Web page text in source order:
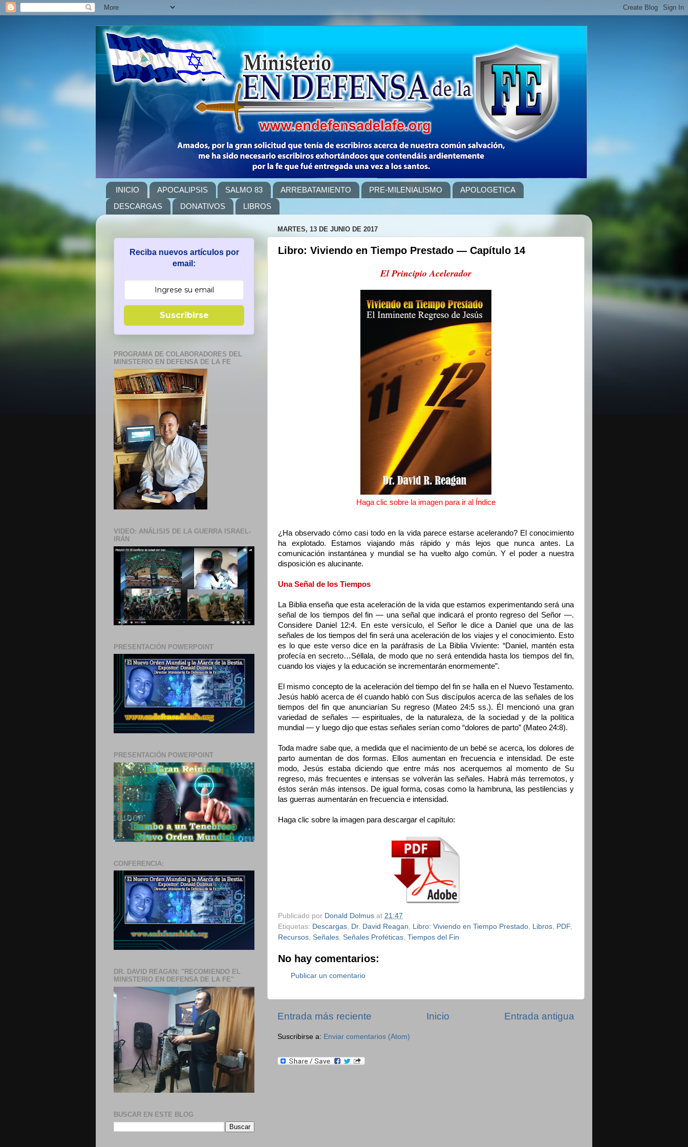
INICIO APOCALIPSIS SALMO 83 ARREBATAMIENTO PRE-MILENIALISMO
APOLOGETICA
DESCARGAS
DONATIVOS LIBROS
MARTES, 13 DE JUNIO DE 2017
Libro: Viviendo en Tiempo Prestado — Capítulo 14
El Principio Acelerador
Haga clic sobre la imagen para ir al Índice
¿Ha observado cómo casi todo en la vida parece estarse acelerando? El conocimiento
ha explotado. Estamos viajando más rápido y más lejos que nunca antes. La
comunicación instantánea y mundial se ha vuelto algo común. Y el poder a nuestra
disposición es alucinante.
Una Señal de los Tiempos
La Biblia enseña que esta aceleración de la vida que estamos experimentando será una
señal de los tiempos del fin — una señal que indicará el pronto regreso del Señor —.
Considere Daniel 12:4. En este versículo, el Señor le dice a Daniel que una de las
señales de los tiempos del fin será una aceleración de los viajes y el conocimiento. Esto
es lo que este verso dice en la paráfrasis de La Biblia Viviente: “Daniel, mantén esta
profecía en secreto…Séllala, de modo que no será entendida hasta los tiempos del fin,
cuando los viajes y la educación se incrementarán enormemente”.
El mismo concepto de la aceleración del tiempo del fin se halla en el Nuevo Testamento.
Jesús habló acerca de él cuando habló con Sus discípulos acerca de las señales de los
tiempos del fin que anunciarían Su regreso (Mateo 24:5 ss.). Él mencionó una gran
variedad de señales — espirituales, de la naturaleza, de la sociedad y de la política
mundial — y luego dijo que estas señales serían como “dolores de parto” (Mateo 24:8).
Toda madre sabe que, a medida que el nacimiento de un bebé se acerca, los dolores de
parto aumentan de dos formas. Ellos aumentan en frecuencia e intensidad. De este
modo, Jesús estaba diciendo que entre más nos acerquemos al momento de Su
regreso, más frecuentes e intensas se volverán las señales. Habrá más terremotos, y
éstos serán más intensos. De igual forma, cosas como la hambruna, las pestilencias y
las guerras aumentarán en frecuencia e intensidad.
Haga clic sobre la imagen para descargar el capítulo:
Publicado por Donald Dolmus at 21:47
Etiquetas: Descargas Dr. David Reagan Libro: Viviendo en Tiempo Prestado Libros PDF
Recursos Señales Señales Proféticas Tiempos del Fin
No hay comentarios:
Publicar un comentario
Entrada más reciente Entrada antigua
Inicio
Suscribirse a: Enviar comentarios (Atom)
Reciba nuevos artículos por
email:
Suscribirse
PROGRAMA DE COLABORADORES DEL
MINISTERIO EN DEFENSA DE LA FE
VIDEO: ANÁLISIS DE LA GUERRA ISRAEL-
IRÁN
PRESENTACIÓN POWERPOINT
PRESENTACIÓN POWERPOINT
CONFERENCIA:
DR. DAVID REAGAN: "RECOMIENDO EL
MINISTERIO EN DEFENSA DE LA FE"
BUSCAR EN ESTE BLOG